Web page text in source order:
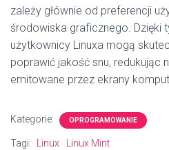
zależy głównie od preferencji
środowiska graficznego. Dzięki
użytkownicy Linuxa mogą
poprawić jakość snu, redukując
emitowane przez ekrany
Kategorie: OPROGRAMOWANIE
Tagi: Linux Linux Mint